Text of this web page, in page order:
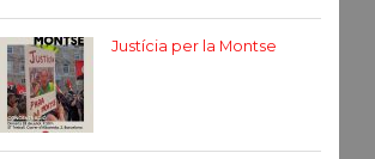
Justícia per la Montse